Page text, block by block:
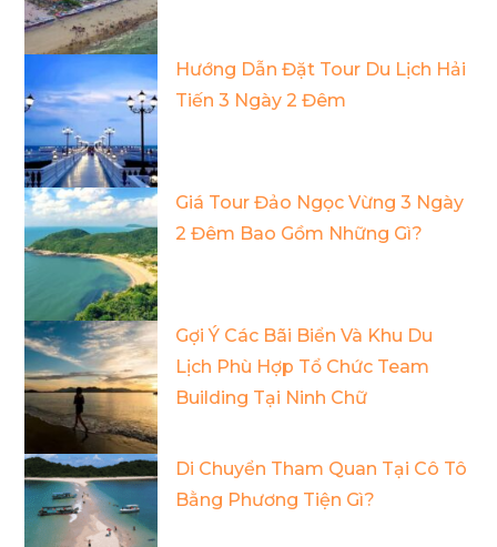
Hướng Dẫn Đặt Tour Du Lịch Hải
Tiến 3 Ngày 2 Đêm
Giá Tour Đảo Ngọc Vừng 3 Ngày
2 Đêm Bao Gồm Những Gì?
Gợi Ý Các Bãi Biển Và Khu Du
Lịch Phù Hợp Tổ Chức Team
Building Tại Ninh Chữ
Di Chuyển Tham Quan Tại Cô Tô
Bằng Phương Tiện Gì?